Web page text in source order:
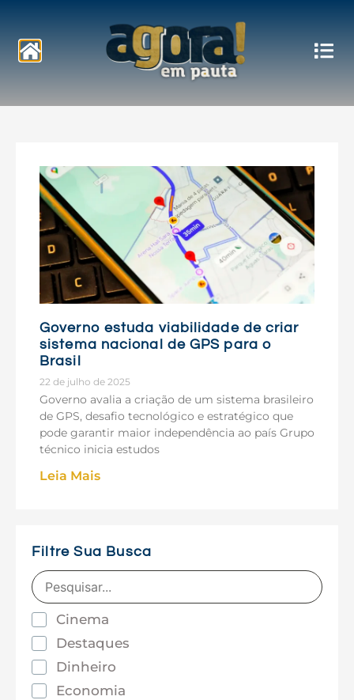
Notícias
Governo estuda viabilidade de criar
sistema nacional de GPS para o
Brasil
22 de julho de 2025
Governo avalia a criação de um sistema brasileiro
de GPS, desafio tecnológico e estratégico que
pode garantir maior independência ao país Grupo
técnico inicia estudos
Leia Mais
Filtre Sua Busca
Cinema
Destaques
Dinheiro
Economia